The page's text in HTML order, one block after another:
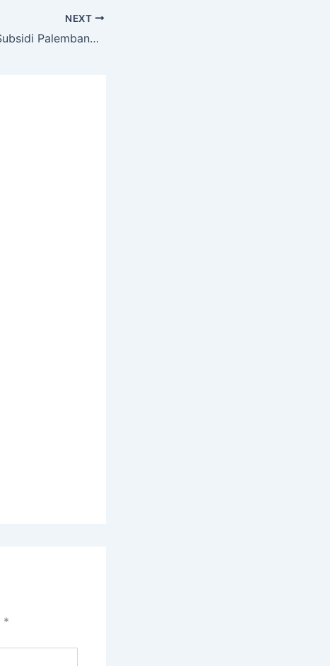
NEXT
Daftar Rumah Subsidi Palembang dan harganya dari rk group property
*